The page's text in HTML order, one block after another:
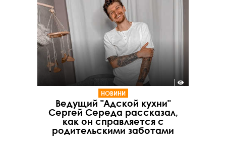
НОВИНИ
Ведущий "Адской кухни"
Сергей Середа рассказал,
как он справляется с
родительскими заботами